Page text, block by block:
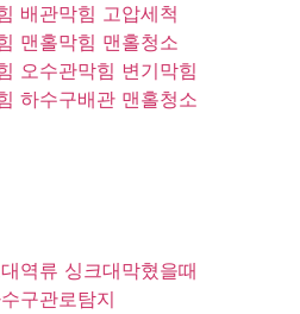
배관막힘 고압세척
맨홀막힘 맨홀청소
오수관막힘 변기막힘
하수구배관 맨홀청소
역류 싱크대막혔을때
구관로탐지